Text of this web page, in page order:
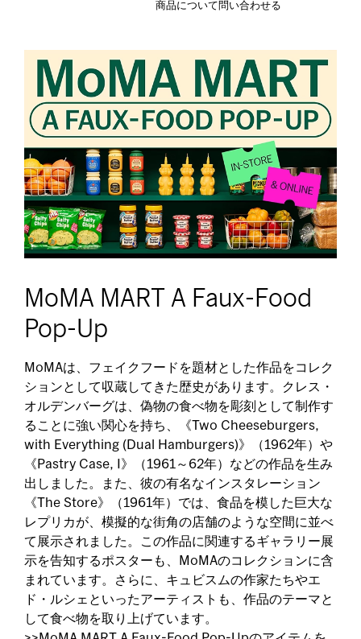
商品について問い合わせる
MoMA MART A Faux-Food
Pop-Up
MoMAは、フェイクフードを題材とした作品をコレク
ションとして収蔵してきた歴史があります。クレス・
オルデンバーグは、偽物の食べ物を彫刻として制作す
ることに強い関心を持ち、《Two Cheeseburgers,
with Everything (Dual Hamburgers)》（1962年）や
《Pastry Case, I》（1961～62年）などの作品を生み
出しました。また、彼の有名なインスタレーション
《The Store》（1961年）では、食品を模した巨大な
レプリカが、模擬的な街角の店舗のような空間に並べ
て展示されました。この作品に関連するギャラリー展
示を告知するポスターも、MoMAのコレクションに含
まれています。さらに、キュビスムの作家たちやエ
ド・ルシェといったアーティストも、作品のテーマと
して食べ物を取り上げています。